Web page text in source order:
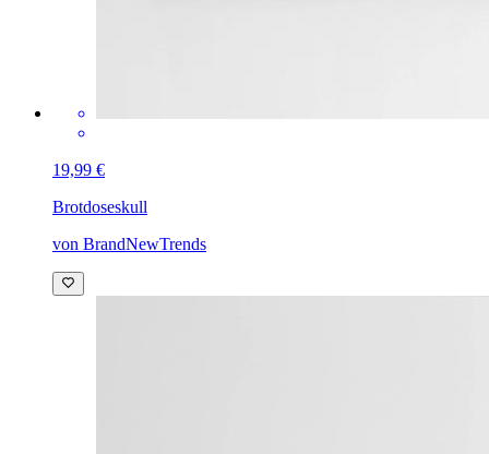
19,99 €
Brotdoseskull
von BrandNewTrends